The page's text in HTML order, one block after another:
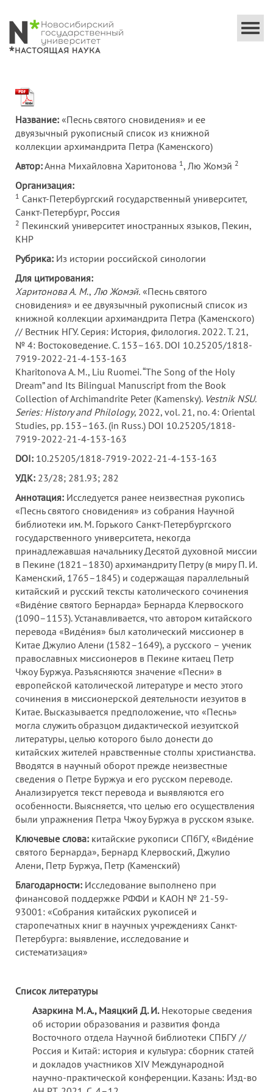
Название: «Песнь святого сновидения» и ее
двуязычный рукописный список из книжной
коллекции архимандрита Петра (Каменского)
Автор:Анна Михайловна Харитонова 1, Лю Жомэй 2
Организация:
1 Санкт-Петербургский государственный университет,
Санкт-Петербург, Россия
2 Пекинский университет иностранных языков, Пекин,
КНР
Рубрика: Из истории российской синологии
Для цитирования:
Харитонова А. М., Лю Жомэй. «Песнь святого
сновидения» и ее двуязычный рукописный список из
книжной коллекции архимандрита Петра (Каменского)
// Вестник НГУ. Серия: История, филология. 2022. Т. 21,
№ 4: Востоковедение. С. 153–163. DOI 10.25205/1818-
7919-2022-21-4-153-163
Kharitonova A. M., Liu Ruomei. “The Song of the Holy
Dream” and Its Bilingual Manuscript from the Book
Collection of Archimandrite Peter (Kamensky). Vestnik NSU.
Series: History and Philology, 2022, vol. 21, no. 4: Oriental
Studies, pp. 153–163. (in Russ.) DOI 10.25205/1818-
7919-2022-21-4-153-163
DOI: 10.25205/1818-7919-2022-21-4-153-163
УДК: 23/28; 281.93; 282
Аннотация: Исследуется ранее неизвестная рукопись
«Песнь святого сновидения» из собрания Научной
библиотеки им. М. Горького Санкт-Петербургского
государственного университета, некогда
принадлежавшая начальнику Десятой духовной миссии
в Пекине (1821–1830) архимандриту Петру (в миру П. И.
Каменский, 1765–1845) и содержащая параллельный
китайский и русский тексты католического сочинения
«Виде́ние святого Бернарда» Бернарда Клервоского
(1090–1153). Устанавливается, что автором китайского
перевода «Виде́ния» был католический миссионер в
Китае Джулио Алени (1582–1649), а русского – ученик
православных миссионеров в Пекине китаец Петр
Чжоу Буржуа. Разъясняются значение «Песни» в
европейской католической литературе и место этого
сочинения в миссионерской деятельности иезуитов в
Китае. Высказывается предположение, что «Песнь»
могла служить образцом дидактической иезуитской
литературы, целью которого было донести до
китайских жителей нравственные столпы христианства.
Вводятся в научный оборот прежде неизвестные
сведения о Петре Буржуа и его русском переводе.
Анализируется текст перевода и выявляются его
особенности. Выясняется, что целью его осуществления
были упражнения Петра Чжоу Буржуа в русском языке.
Ключевые слова: китайские рукописи СПбГУ, «Виде́ние
святого Бернарда», Бернард Клервоский, Джулио
Алени, Петр Буржуа, Петр (Каменский)
Благодарности: Исследование выполнено при
финансовой поддержке РФФИ и КАОН № 21-59-
93001: «Собрания китайских рукописей и
старопечатных книг в научных учреждениях Санкт-
Петербурга: выявление, исследование и
систематизация»
Список литературы
Азаркина М. А., Маяцкий Д. И.Некоторые сведения
об истории образования и развития фонда
Восточного отдела Научной библиотеки СПБГУ //
Россия и Китай: история и культура: сборник статей
и докладов участников XIV Международной
научно-практической конференции. Казань: Изд-во